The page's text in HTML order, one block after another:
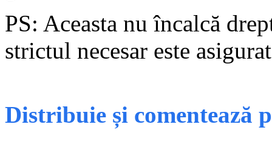
PS: Aceasta nu încalcă
strictul necesar este
Distribuie și comentează